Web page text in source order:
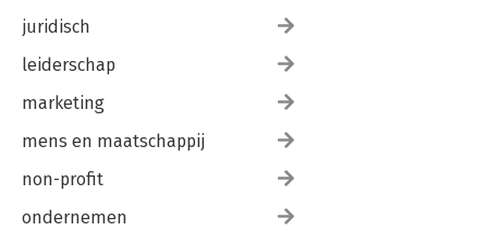
juridisch
leiderschap
marketing
mens en maatschappij
non-profit
ondernemen